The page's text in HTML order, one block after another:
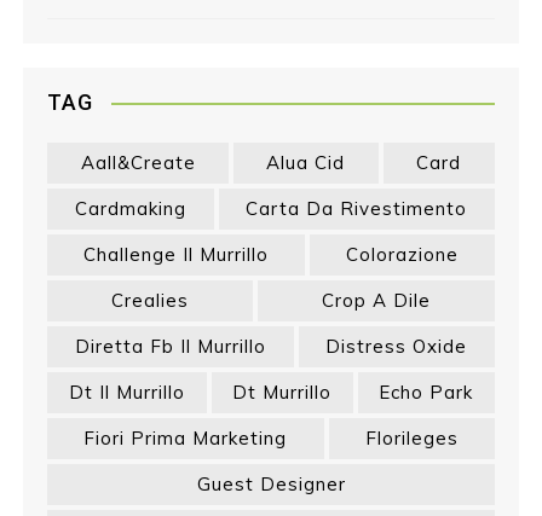
TAG
Aall&create Alua Cid
Card
Cardmaking
Carta Da Rivestimento
Challenge Il Murrillo
Colorazione
Crealies
Crop A Dile
Diretta Fb Il Murrillo
Distress Oxide
Dt Il Murrillo
Dt Murrillo
Echo Park
Fiori Prima Marketing
Florileges
Guest Designer